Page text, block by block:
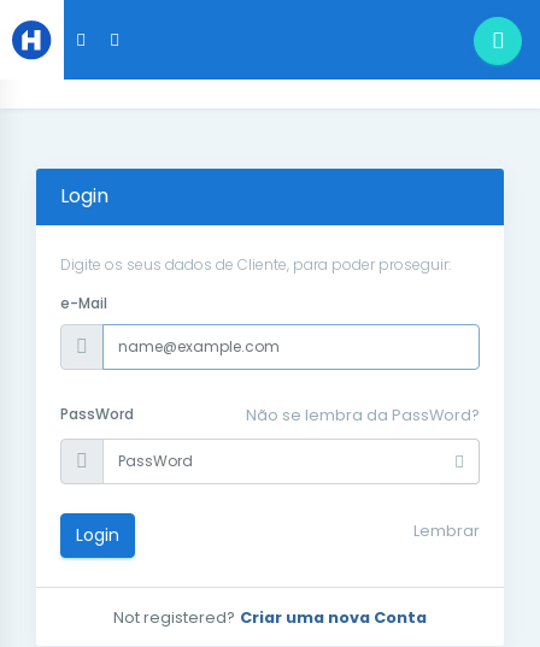
Login
Digite os seus dados de Cliente, para poder proseguir:
e-Mail
PassWord Não se lembra da PassWord?
Login Lembrar
Not registered? Criar uma nova Conta